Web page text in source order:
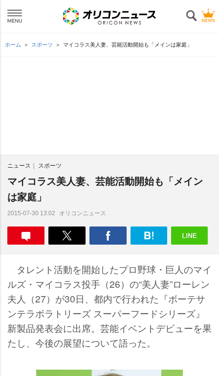
ホーム スポーツ マイコラス美人妻、芸能活動開始も「メインは家庭」
ニュース スポーツ
マイコラス美人妻、芸能活動開始も「メイン
は家庭」
2015-07-30 13:02 オリコンニュース
タレント活動を開始したプロ野球・巨人のマイ
ルズ・マイコラス投手（26）の“美人妻”ローレン
夫人（27）が30日、都内で行われた『ボーテサ
ンテラボラトリーズ スーパーフードシリーズ』
新製品発表会に出席。芸能イベントデビューを果
たし、今後の展望について語った。